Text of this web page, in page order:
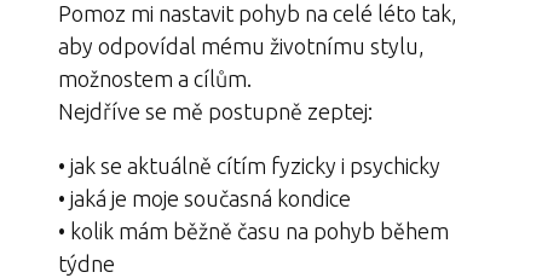
Pomoz mi nastavit pohyb na celé léto tak,
aby odpovídal mému životnímu stylu,
možnostem a cílům.
Nejdříve se mě postupně zeptej:
• jak se aktuálně cítím fyzicky i psychicky
• jaká je moje současná kondice
• kolik mám běžně času na pohyb během
týdne